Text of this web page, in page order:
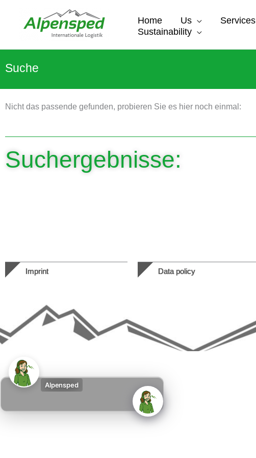
content
Home Us Services
Sustainability
Suche
Nicht das passende gefunden, probieren Sie es hier noch einmal:
Suchergebnisse:
Imprint Data policy
Alpensped